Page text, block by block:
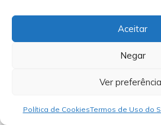
Aceitar
Negar
Ver
Política de CookiesTermos de Uso do